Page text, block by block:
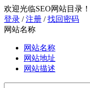
欢迎光临SEO网站目录！
登录 /注册 /找回密码
网站名称
网站名称
网站地址
网站描述